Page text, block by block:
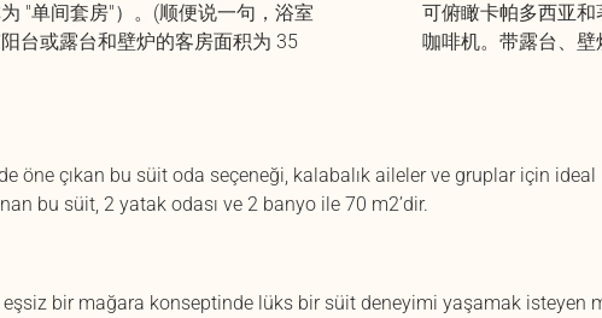
"单间套房"）。(顺便说一句，浴室
台或露台和壁炉的客房面积为 35
可俯瞰卡帕多西亚
咖啡机。带露台、
öne çıkan bu süit oda seçeneği, kalabalık aileler ve gruplar için
bu süit, 2 yatak odası ve 2 banyo ile 70 m2’dir.
bir mağara konseptinde lüks bir süit deneyimi yaşamak isteyen